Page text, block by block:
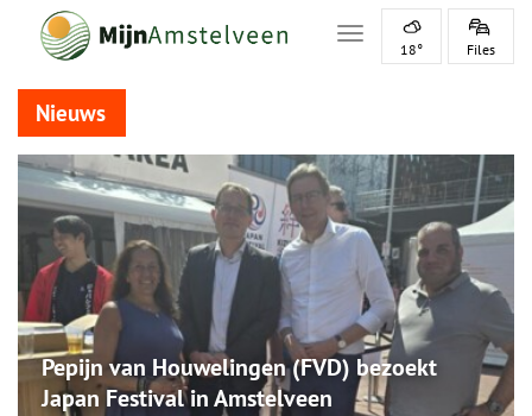
Toggle navigation
18° Files
Nieuws
Pepijn van Houwelingen (FVD) bezoekt
Japan Festival in Amstelveen